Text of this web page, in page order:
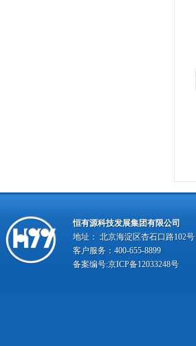
恒有源科技发展集团有限公司
地址： 北京海淀区杏石口路102号
客户服务：400-655-8899
备案编号:京ICP备12033248号